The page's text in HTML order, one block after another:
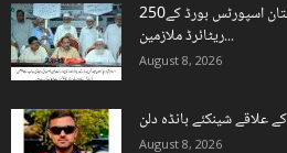
اسلام آباد (ٹی این ایس) پاکستان اسپورٹس بورڈ کے250
ریٹائرڈ ملازمین...
August 8, 2026
August 8, 2026